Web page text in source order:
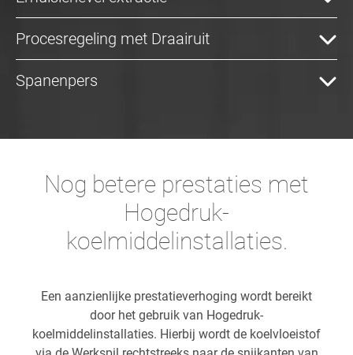
Procesregeling met Draairuit
Spanenpers
Nog betere prestaties met
Hogedruk-
koelmiddelinstallaties.
Een aanzienlijke prestatieverhoging wordt bereikt
door het gebruik van Hogedruk-
koelmiddelinstallaties. Hierbij wordt de koelvloeistof